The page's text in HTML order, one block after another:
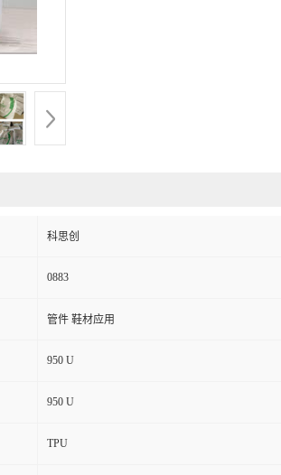
科思创
0883
管件 鞋材应用
950 U
950 U
TPU